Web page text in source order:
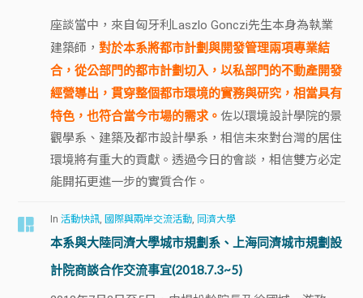
座談當中，來自匈牙利Laszlo Gonczi先生本身為執業
建築師，對於本系將都市計劃與開發管理兩項專業結
合，從公部門的都市計劃切入，以私部門的不動產開發
經營導出，貫穿整個都市環境的實務與研究，相當具有
特色，也符合當今市場的需求。佐以環境設計學院的景
觀學系、建築及都市設計學系，相信未來對台灣的居住
環境將有重大的貢獻。透過今日的會談，相信雙方必定
能開拓更進一步的實質合作。
In活動快訊 國際與兩岸交流活動 同濟大學
本系與大陸同濟大學城市規劃系、上海同濟城市規劃設
計院商談合作交流事宜(2018.7.3~5)